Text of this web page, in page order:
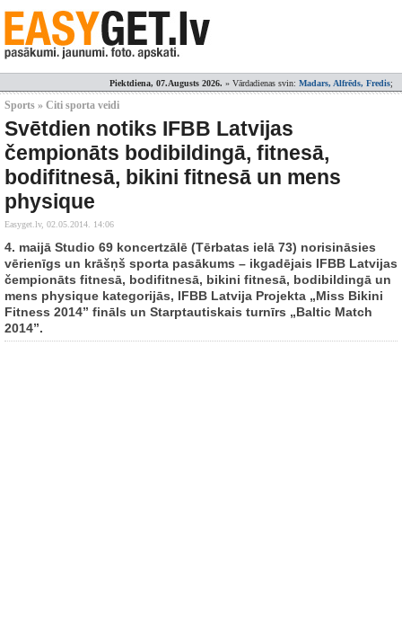
Piektdiena, 07.Augusts 2026. » Vārdadienas svin: Madars, Alfrēds, Fredis;
Sports » Citi sporta veidi
Svētdien notiks IFBB Latvijas
čempionāts bodibildingā, fitnesā,
bodifitnesā, bikini fitnesā un mens
physique
Easyget.lv, 02.05.2014. 14:06
4. maijā Studio 69 koncertzālē (Tērbatas ielā 73) norisināsies
vērienīgs un krāšņš sporta pasākums – ikgadējais IFBB Latvijas
čempionāts fitnesā, bodifitnesā, bikini fitnesā, bodibildingā un
mens physique kategorijās, IFBB Latvija Projekta „Miss Bikini
Fitness 2014” fināls un Starptautiskais turnīrs „Baltic Match
2014”.